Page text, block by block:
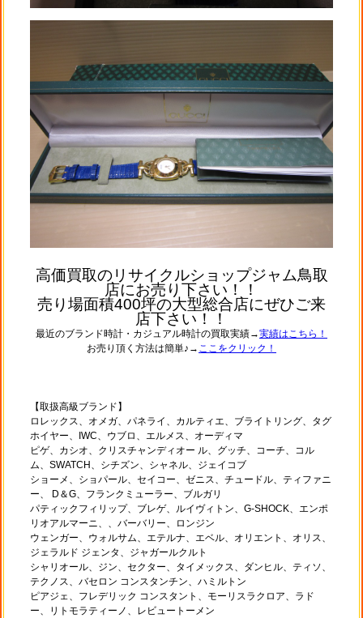
高価買取のリサイクルショップジャム鳥取
店にお売り下さい！！
売り場面積400坪の大型総合店にぜひご来
店下さい！！
最近のブランド時計・カジュアル時計の買取実績→実績はこちら！
お売り頂く方法は簡単♪→ ここをクリック！
【取扱高級ブランド】
ロレックス、オメガ、パネライ、カルティエ、ブライトリング、タグ
ホイヤー、IWC、ウブロ、エルメス、オーディマ
ピゲ、カシオ、クリスチャンディオー ル、グッチ、コーチ、コル
ム、SWATCH、シチズン、シャネル、ジェイコブ
ショーメ、ショパール、セイコー、ゼニス、チュードル、ティファニ
ー、 D＆G、フランクミューラー、ブルガリ
パティックフィリップ、ブレゲ、ルイヴィトン、G-SHOCK、エンポ
リオアルマーニ、、バーバリー、ロンジン
ウェンガー、ウォルサム、エテルナ、エベル、オリエント、オリス、
ジェラルド ジェンタ、ジャガールクルト
シャリオール、ジン、セクター、タイメックス、ダンヒル、ティソ、
テクノス、バセロン コンスタンチン、ハミルトン
ピアジェ、フレデリック コンスタント、モーリスラクロア、ラド
ー、リトモラティーノ、レビュートーメン